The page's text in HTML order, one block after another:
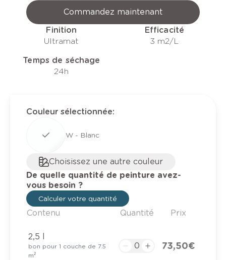
Commandez maintenant
Finition
Ultramat
Efficacité
3 m2/L
Temps de séchage
24h
Couleur sélectionnée:
W - Blanc
Choisissez une autre couleur
De quelle quantité de peinture avez-
vous besoin ?
Calculer votre quantité
Contenu Quantité Prix
2,5 l
bon pour 1 couche de 7.5
m²
73,50 €